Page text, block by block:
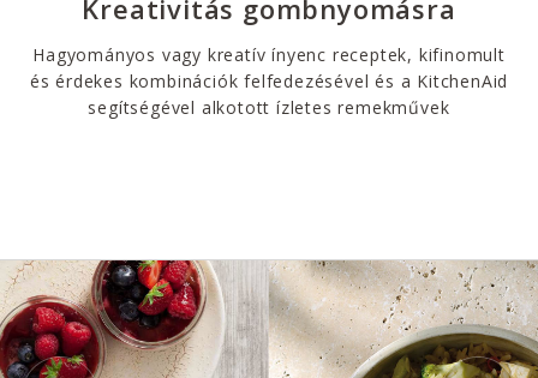
Kreativitás gombnyomásra
Hagyományos vagy kreatív ínyenc receptek, kifinomult
és érdekes kombinációk felfedezésével és a KitchenAid
segítségével alkotott ízletes remekművek